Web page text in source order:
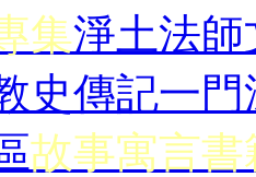
集淨土法師
史傳記一門
故事寓言書